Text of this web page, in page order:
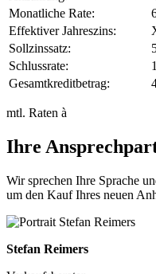
Monatliche Rate:
Effektiver Jahreszins:
Sollzinssatz:
Schlussrate:
Gesamtkreditbetrag:
mtl. Raten à
Ihre
Wir sprechen Ihre Sprache
um den Kauf Ihres neuen
Stefan Reimers